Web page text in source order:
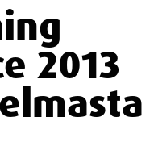
2013